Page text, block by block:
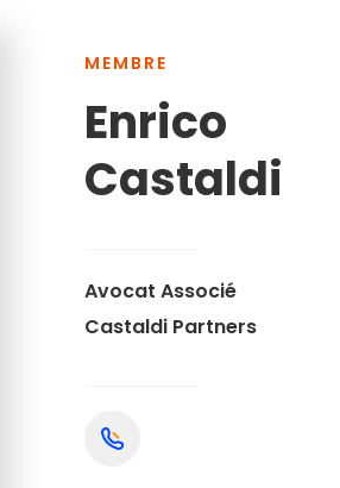
MEMBRE
Enrico
Castaldi
Avocat Associé
Castaldi Partners